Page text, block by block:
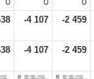
-4 107 -2 459
-4 107 -2 459